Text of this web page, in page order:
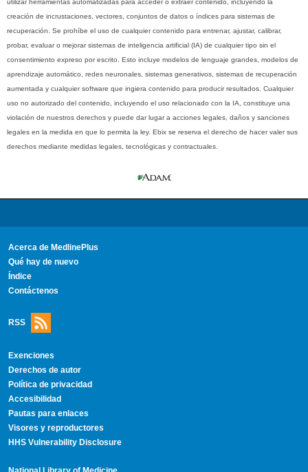
utilizar herramientas automatizadas para acceder o extraer contenido, incluyendo la
creación de incrustaciones, vectores, conjuntos de datos o índices para sistemas de
recuperación. Se prohíbe el uso de cualquier contenido para entrenar, ajustar, calibrar,
probar, evaluar o mejorar sistemas de inteligencia artificial (IA) de cualquier tipo sin el
consentimiento expreso por escrito. Esto incluye modelos de lenguaje grandes, modelos de
aprendizaje automático, redes neuronales, sistemas generativos, sistemas de recuperación
aumentada y cualquier software que ingiera contenido para producir resultados. Cualquier
uso no autorizado del contenido, incluyendo el uso relacionado con la IA, constituye una
violación de nuestros derechos y puede dar lugar a acciones legales, daños y sanciones
legales en la medida en que lo permita la ley. Ebix se reserva el derecho de hacer valer sus
derechos mediante medidas legales, tecnológicas y contractuales.
Acerca de MedlinePlus
Qué hay de nuevo
Índice
Contáctenos
RSS
Exenciones
Derechos de autor
Política de privacidad
Accesibilidad
Pautas para enlaces
Visores y reproductores
HHS Vulnerability Disclosure